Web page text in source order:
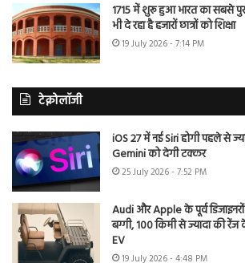
1715 में शुरू हुआ भारत का सबसे
भी दे रहा है हजारों छात्रों को शिक्षा
19 July 2026 - 7:14 PM
टेक्नोलॉजी
iOS 27 में नई Siri होगी पहले से
Gemini को देगी टक्कर
25 July 2026 - 7:52 PM
Audi और Apple के पूर्व
बग्गी, 100 किमी से ज्यादा की
EV
19 July 2026 - 4:48 PM